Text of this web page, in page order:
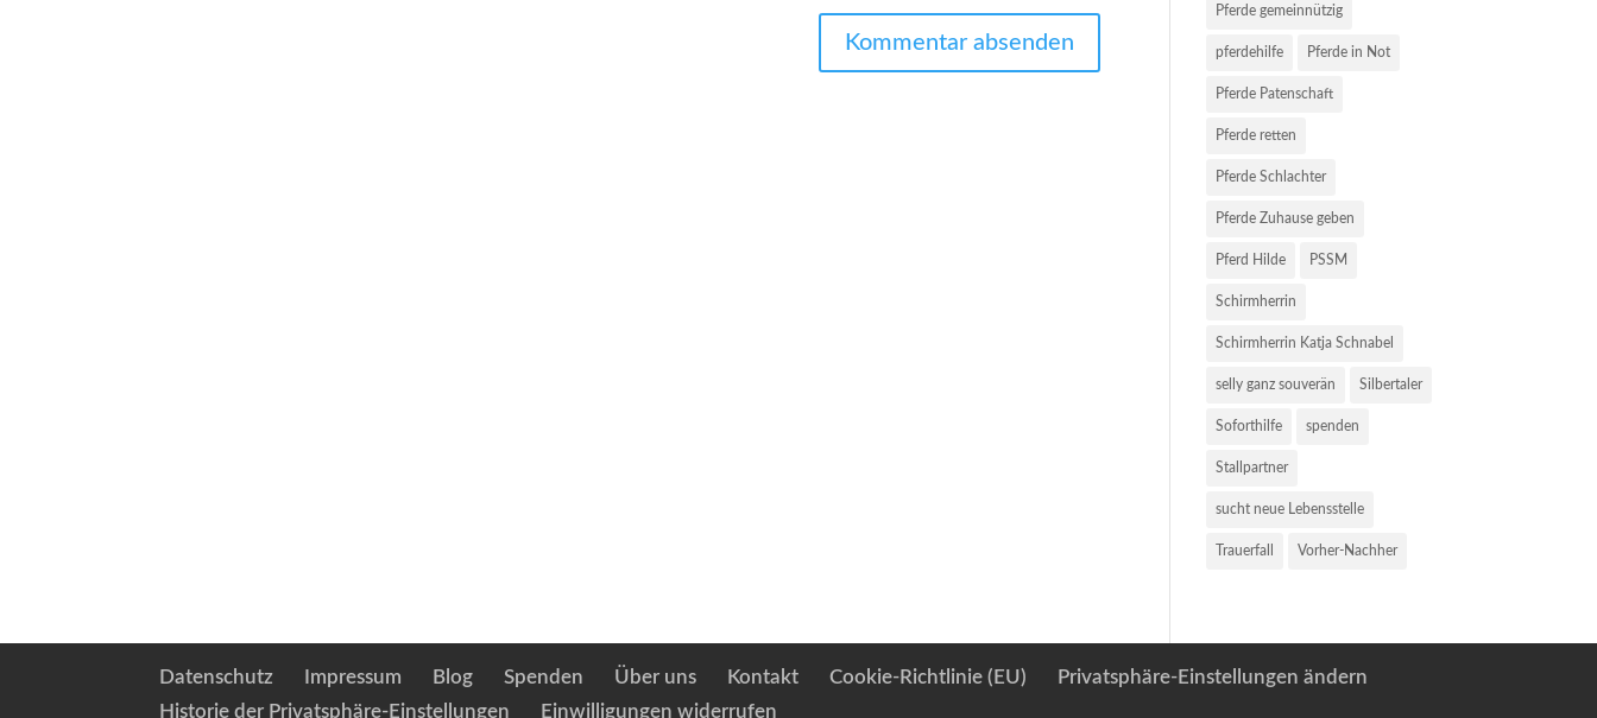
Pferde gemeinnützig
pferdehilfe Pferde in Not
Pferde Patenschaft
Pferde retten
Pferde Schlachter
Pferde Zuhause geben
Pferd Hilde PSSM
Schirmherrin
Schirmherrin Katja Schnabel
selly ganz souverän Silbertaler
Soforthilfe spenden
Stallpartner
sucht neue Lebensstelle
Trauerfall Vorher-Nachher
Datenschutz Impressum Blog Spenden Über uns Kontakt Cookie-Richtlinie (EU)
Privatsphäre-Einstellungen ändern
Historie der Privatsphäre-Einstellungen
Einwilligungen widerrufen